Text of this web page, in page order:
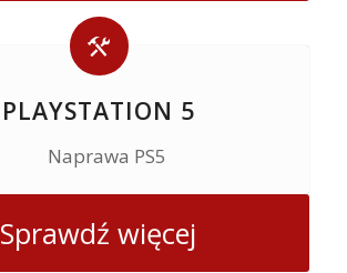
PLAYSTATION 5
Sprawdź więcej